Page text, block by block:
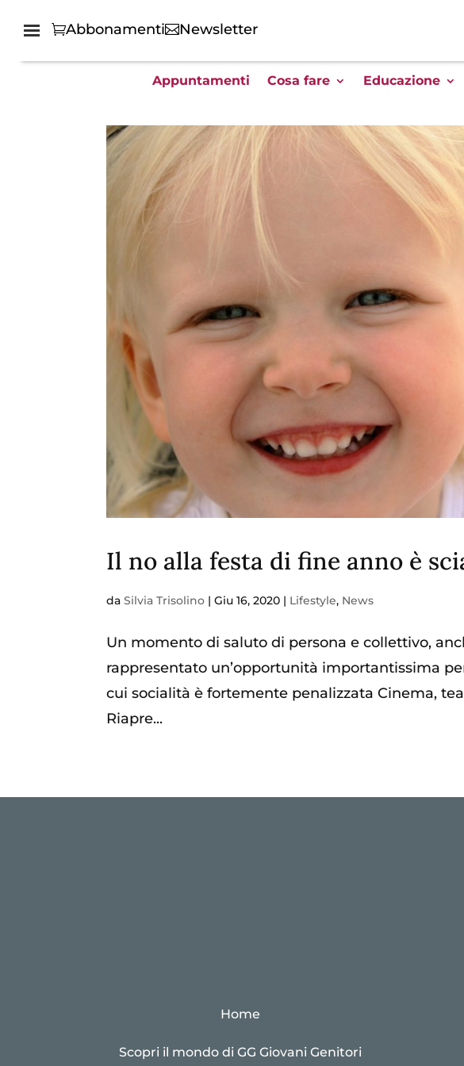
Abbonamenti Newsletter
Appuntamenti Cosa fare Educazione
Il no alla festa di fine anno è
daSilvia Trisolino |Giu 16, 2020 | Lifestyle, News
Un momento di saluto di persona e collettivo,
rappresentato un’opportunità importantissima
cui socialità è fortemente penalizzata Cinema,
Riapre...
Home
Scopri il mondo di GG Giovani Genitori